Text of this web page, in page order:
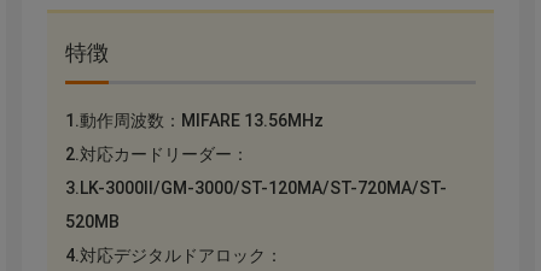
特徴
1.動作周波数：MIFARE 13.56MHz
2.対応カードリーダー：
3.LK-3000Ⅱ/GM-3000/ST-120MA/ST-720MA/ST-
520MB
4.対応デジタルドアロック：